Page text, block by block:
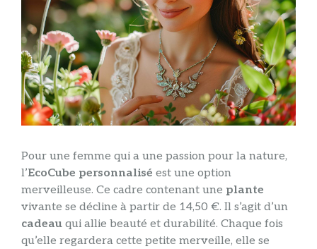
Pour une femme qui a une passion pour la nature,
l’EcoCube personnalisé est une option
merveilleuse. Ce cadre contenant une plante
vivante se décline à partir de 14,50 €. Il s’agit d’un
cadeau qui allie beauté et durabilité. Chaque fois
qu’elle regardera cette petite merveille, elle se